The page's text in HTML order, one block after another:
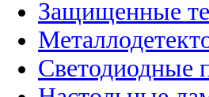
Защищенные
Светодиодные